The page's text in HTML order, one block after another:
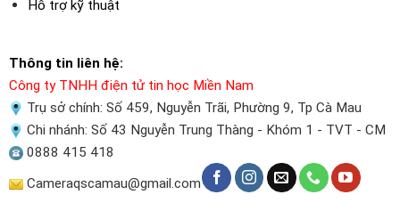
Hỗ trợ kỹ thuật
Thông tin liên hệ:
Công ty TNHH điện tử tin học Miền Nam
Trụ sở chính: Số 459, Nguyễn Trãi, Phường 9, Tp Cà Mau
Chi nhánh: Số 43 Nguyễn Trung Thàng - Khóm 1 - TVT - CM
0888 415 418
Cameraqscamau@gmail.com